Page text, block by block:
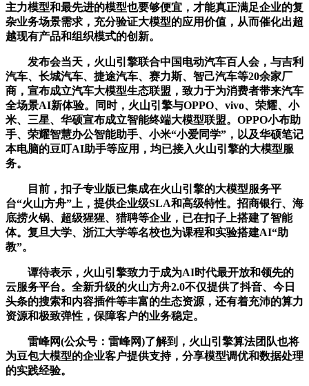
主力模型和最先进的模型也要够便宜，才能真正满足企业的复
杂业务场景需求，充分验证大模型的应用价值，从而催化出超
越现有产品和组织模式的创新。
发布会当天，火山引擎联合中国电动汽车百人会，与吉利
汽车、长城汽车、捷途汽车、赛力斯、智己汽车等20余家厂
商，宣布成立汽车大模型生态联盟，致力于为消费者带来汽车
全场景AI新体验。同时，火山引擎与OPPO、vivo、荣耀、小
米、三星、华硕宣布成立智能终端大模型联盟。OPPO小布助
手、荣耀智慧办公智能助手、小米“小爱同学”，以及华硕笔记
本电脑的豆叮AI助手等应用，均已接入火山引擎的大模型服
务。
目前，扣子专业版已集成在火山引擎的大模型服务平
台“火山方舟”上，提供企业级SLA和高级特性。招商银行、海
底捞火锅、超级猩猩、猎聘等企业，已在扣子上搭建了智能
体。复旦大学、浙江大学等名校也为课程和实验搭建AI“助
教”。
谭待表示，火山引擎致力于成为AI时代最开放和领先的
云服务平台。全新升级的火山方舟2.0不仅提供了抖音、今日
头条的搜索和内容插件等丰富的生态资源，还有着充沛的算力
资源和极致弹性，保障客户的业务稳定。
雷峰网(公众号：雷峰网)了解到，火山引擎算法团队也将
为豆包大模型的企业客户提供支持，分享模型调优和数据处理
的实践经验。